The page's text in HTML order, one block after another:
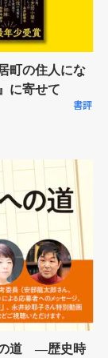
町の住人にな
に寄せて
書評
の道 ―歴史時